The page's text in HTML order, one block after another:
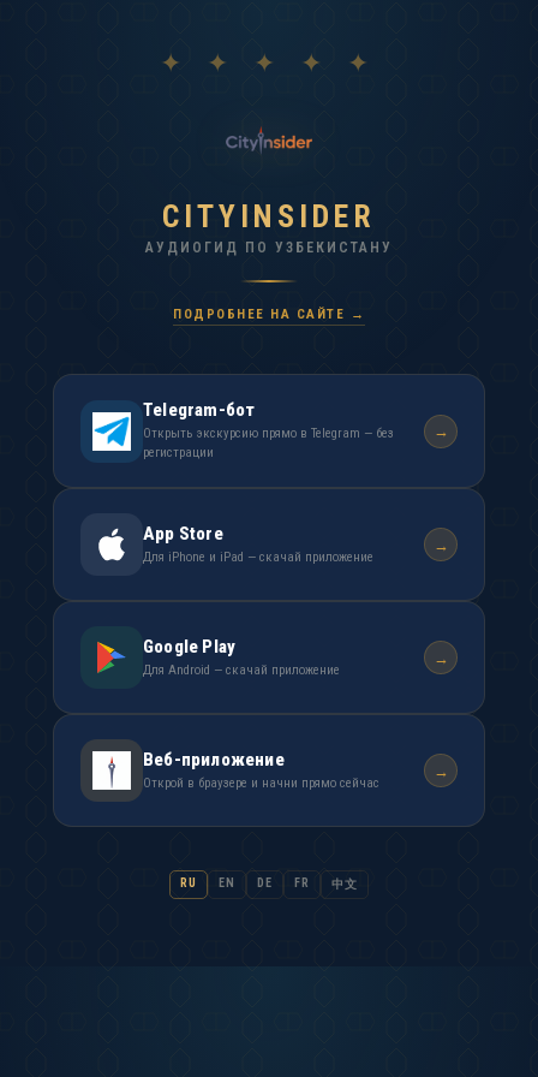
✦ ✦ ✦ ✦ ✦
CITYINSIDER
АУДИОГИД ПО УЗБЕКИСТАНУ
ПОДРОБНЕЕ НА САЙТЕ →
Telegram-бот
Открыть экскурсию прямо в Telegram — без
регистрации
→
App Store
Для iPhone и iPad — скачай приложение
→
Google Play
Для Android — скачай приложение
→
Веб-приложение
Открой в браузере и начни прямо сейчас
→
RU EN DE FR 中文